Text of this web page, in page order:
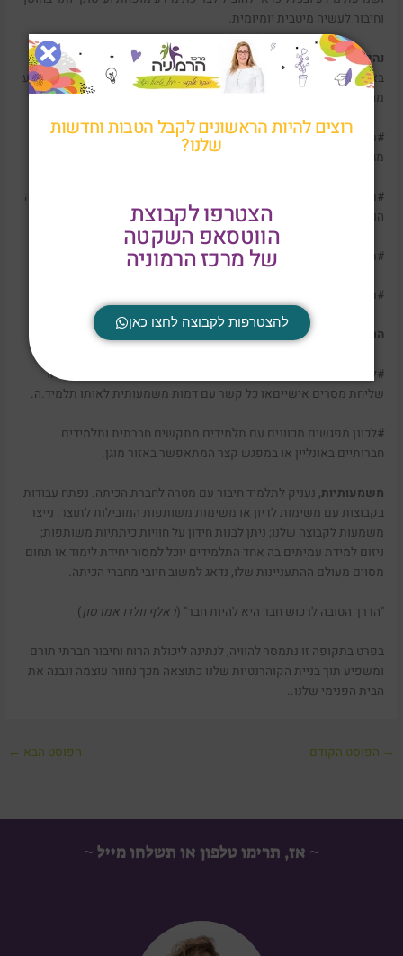
וחיבור לעשיה מיטבית יומיומית.
נהילות
, נתייחס להתנהלות הכיתתית ולמרקם החברתי שהיה לפני ה7
באוקטובר ושקורה עכשיו. נשים לב לנורות אזהרה המעידים שתלמיד נמנע
מהתנהלות חברתית:
#תלמידים המנעותיים – התלמיד אינו שולח חומרים, אינו מתעניין, אינו
מגיב להודעות. החברים הקרובים מספרים כי לא ניתן ליצור עמו קשר.
#תלמידים שהיו במעבר מיסודי לחט"ב, או מחט"ב לתיכון – הם נכנסו בשנה
הנוכחית לכיתה חדשה, ועדיין לא התמקמו במערך החברתי של הכיתה.
#תלמידים שלא נכנסים למפגשי זום או לא יוצרים קשר כלל.
#תלמידים שלא מבטאים את עצמם במפגשי הלמידה או בשיח כיתתי.
המורים יכולים לעזור:
#ליצור קשר אישי עם תלמידים המנעותיים באמצעות קשר טלפוני או
שליחת מסרים אישייםאו כל קשר עם דמות משמעותית לאותו תלמיד.ה.
#לכונן מפגשים מכוונים עם תלמידים מתקשים חברתית ותלמידים
חברותיים באונליין או במפגש קצר המתאפשר באזור מוגן.
משמעותיות, נעניק לתלמיד חיבור עם מטרה לחברת הכיתה. נפתח עבודות
בקבוצות עם משימות לדיון או משימות משותפות המובילות לתוצר. נייצר
משמעות לקבוצה שלנו; ניתן לבנות חידון על חוויות כיתתיות משותפות;
ניזום למידת עמיתים בה אחד התלמידים יוכל למסור יחידת לימוד או תחום
מסוים מעולם ההתעניינות שלו, נדאג למשוב חיובי מחברי הכיתה.
"הדרך הטובה לרכוש חבר היא להיות חבר" (ראלף וולדו אמרסון)
בפרט בתקופה זו נתמסר להוויה, לנתינה ליכולת הרוח וחיבור חברתי תורם
ומשפיע תוך בניית הקוהרנטיות שלנו כתוצאה מכך נחווה עוצמה ונבנה את
הבית הפנימי שלנו..
→ הפוסט הקודם הפוסט הבא ←
~ אז, תרימו טלפון או תשלחו מייל ~
רוצים להיות הראשונים לקבל הטבות וחדשות
שלנו?
הצטרפו לקבוצת
הווטסאפ השקטה
של מרכז הרמוניה
להצטרפות לקבוצה לחצו כאן